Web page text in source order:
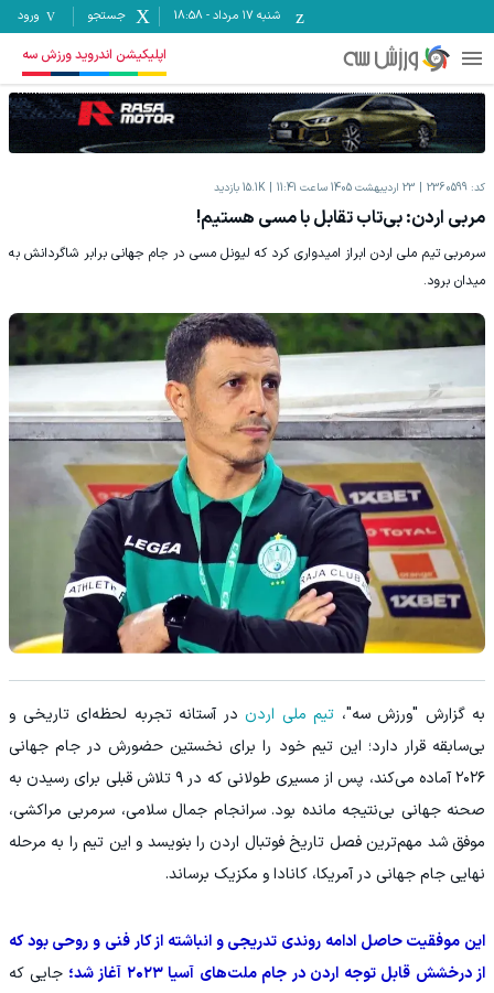
شنبه ۱۷ مرداد -
18:58 جستجو ورود
اپلیکیشن اندروید ورزش سه
کد: 2360599 23 اردیبهشت 1405 ساعت 11:41 15.1K بازدید
مربی اردن: بی‌تاب تقابل با مسی هستیم!
سرمربی تیم ملی اردن ابراز امیدواری کرد که لیونل مسی در جام جهانی برابر شاگردانش به
میدان برود.
به گزارش "ورزش سه"، تیم ملی اردن در آستانه تجربه لحظه‌ای تاریخی و
بی‌سابقه قرار دارد؛ این تیم خود را برای نخستین حضورش در جام جهانی
۲۰۲۶ آماده می‌کند، پس از مسیری طولانی که در ۹ تلاش قبلی برای رسیدن به
صحنه جهانی بی‌نتیجه مانده بود. سرانجام جمال سلامی، سرمربی مراکشی،
موفق شد مهم‌ترین فصل تاریخ فوتبال اردن را بنویسد و این تیم را به مرحله
نهایی جام جهانی در آمریکا، کانادا و مکزیک برساند.
این موفقیت حاصل ادامه روندی تدریجی و انباشته از کار فنی و روحی بود که
از درخشش قابل توجه اردن در جام ملت‌های آسیا ۲۰۲۳ آغاز شد؛
جایی که